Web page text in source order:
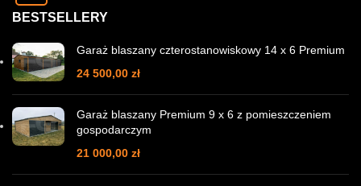
BESTSELLERY
Garaż blaszany czterostanowiskowy 14 x 6 Premium
24 500,00 zł
Garaż blaszany Premium 9 x 6 z pomieszczeniem
gospodarczym
21 000,00 zł